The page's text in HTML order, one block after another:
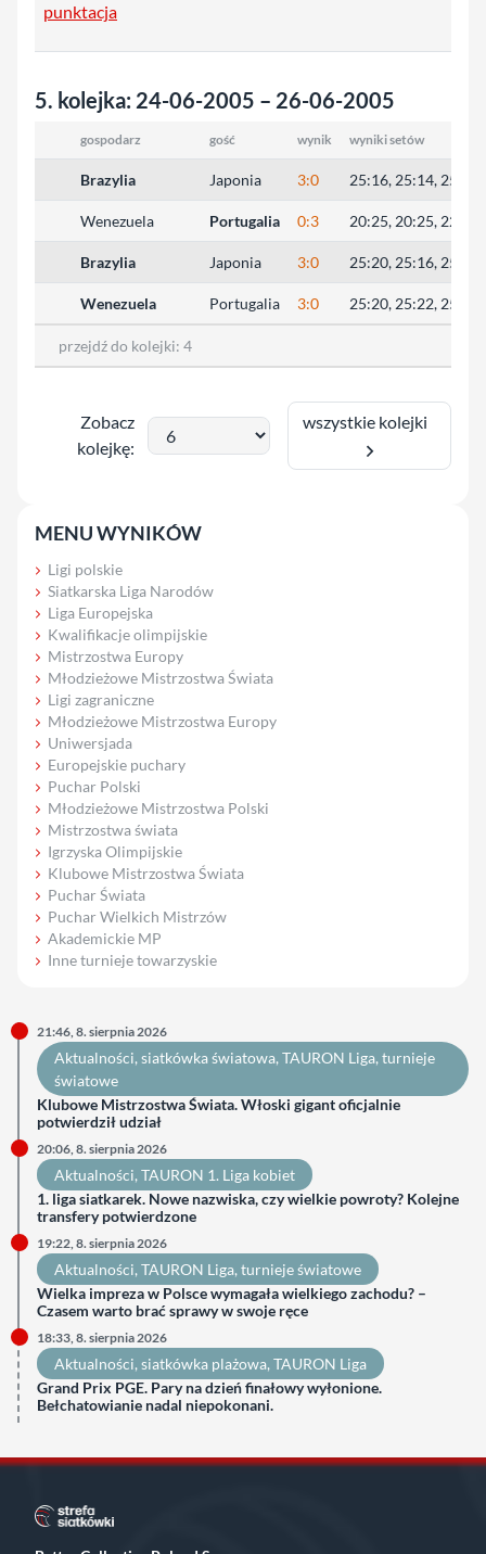
punktacja
5. kolejka: 24-06-2005 – 26-06-2005
gospodarz gość wynik wyniki setów
Brazylia Japonia 3:0 25:16, 25:14, 25:18
Wenezuela Portugalia 0:3 20:25, 20:25, 22:25
Brazylia Japonia 3:0 25:20, 25:16, 25:23
Wenezuela Portugalia 3:0 25:20, 25:22, 25:19
przejdź do kolejki: 4
Zobacz
kolejkę:
wszystkie kolejki
MENU WYNIKÓW
Ligi polskie
Siatkarska Liga Narodów
Liga Europejska
Kwalifikacje olimpijskie
Mistrzostwa Europy
Młodzieżowe Mistrzostwa Świata
Ligi zagraniczne
Młodzieżowe Mistrzostwa Europy
Uniwersjada
Europejskie puchary
Puchar Polski
Młodzieżowe Mistrzostwa Polski
Mistrzostwa świata
Igrzyska Olimpijskie
Klubowe Mistrzostwa Świata
Puchar Świata
Puchar Wielkich Mistrzów
Akademickie MP
Inne turnieje towarzyskie
21:46, 8. sierpnia 2026
Aktualności, siatkówka światowa, TAURON Liga, turnieje
światowe
Klubowe Mistrzostwa Świata. Włoski gigant oficjalnie
potwierdził udział
20:06, 8. sierpnia 2026
Aktualności, TAURON 1. Liga kobiet
1. liga siatkarek. Nowe nazwiska, czy wielkie powroty? Kolejne
transfery potwierdzone
19:22, 8. sierpnia 2026
Aktualności, TAURON Liga, turnieje światowe
Wielka impreza w Polsce wymagała wielkiego zachodu? –
Czasem warto brać sprawy w swoje ręce
18:33, 8. sierpnia 2026
Aktualności, siatkówka plażowa, TAURON Liga
Grand Prix PGE. Pary na dzień finałowy wyłonione.
Bełchatowianie nadal niepokonani.